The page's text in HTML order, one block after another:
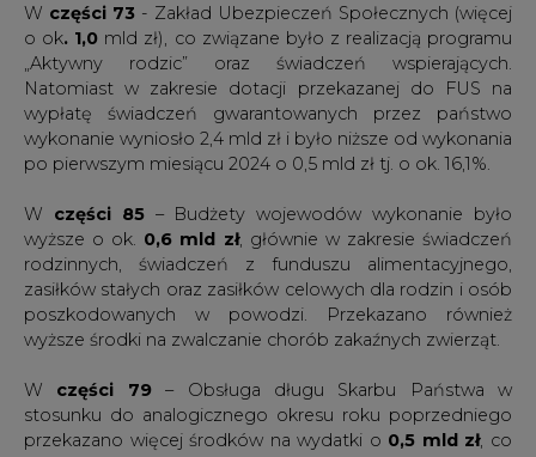
wypłatę świadczeń gwarantowanych przez państwo
wykonanie wyniosło 2,4 mld zł i było niższe od wykonania
po pierwszym miesiącu 2024 o 0,5 mld zł tj. o ok. 16,1%.
Wczęści 85– Budżety wojewodów wykonanie było
wyższe o ok.0,6 mld zł, głównie w zakresie świadczeń
rodzinnych, świadczeń z funduszu alimentacyjnego,
poszkodowanych w powodzi. Przekazano również
wyższe środki na zwalczanie chorób zakaźnych zwierząt.
Wczęści 79– Obsługa długu Skarbu Państwa w
stosunku do analogicznego okresu roku poprzedniego
przekazano więcej środków na wydatki o0,5 mld zł, co
zadłużenia oraz bieżącego rozkładu jego obsługi.
Natomiast w ramachczęści 82– Subwencje ogólne dla